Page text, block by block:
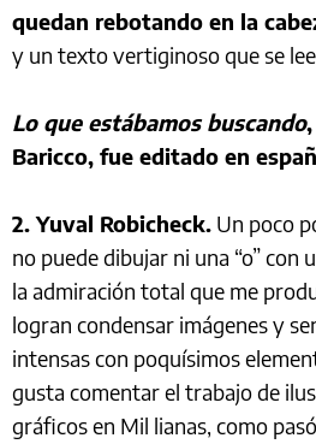
quedan rebotando en la
y un texto vertiginoso que se
Lo que estábamos buscando
Baricco, fue editado en
2. Yuval Robicheck. Un poco
no puede dibujar ni una “o” con
la admiración total que me
logran condensar imágenes y
intensas con poquísimos
gusta comentar el trabajo de
gráficos en Mil lianas, como pasó